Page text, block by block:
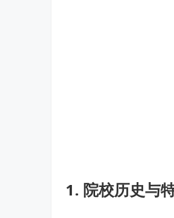
1. 院校历史与